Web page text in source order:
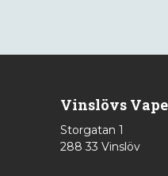
Vinslövs
Storgatan 1
288 33 Vinslöv